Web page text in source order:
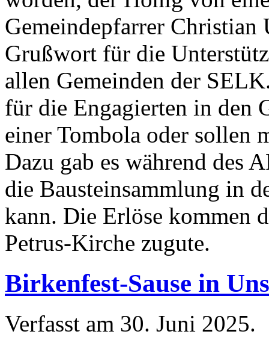
Gemeindepfarrer Christian
Grußwort für die
allen Gemeinden der
für die Engagierten in den
einer Tombola oder sollen
Dazu gab es während des
die Bausteinsammlung in
kann. Die Erlöse kommen
Petrus-Kirche zugute.
Birkenfest-Sause in
Verfasst am 30. Juni 2025.